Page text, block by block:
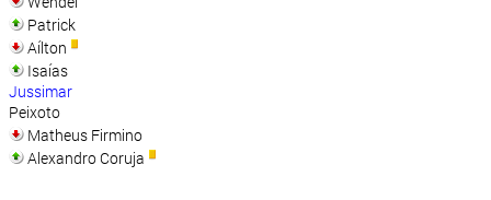
Patrick
Aílton
Isaías
Jussimar
Peixoto
Matheus Firmino
Alexandro Coruja